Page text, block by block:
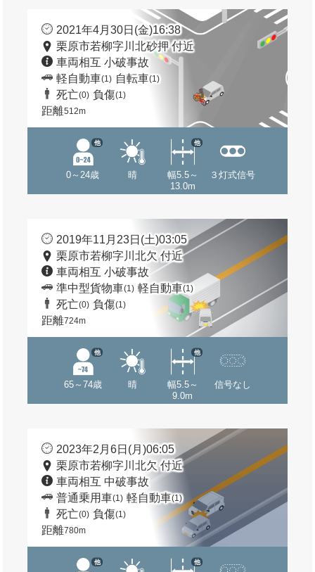
2021年4月30日(金)16:38
栗原市若柳字川北砂押 付近
車両相互 小破事故
軽自動車(1) 自転車(1)
死亡(0) 負傷(1)
距離512m
0～24歳
他
晴
幅5.5～
13.0m
他
３灯式信号
2019年11月23日(土)03:05
栗原市若柳字川北欠 付近
車両相互 小破事故
準中型貨物車(1) 軽自動車(1)
死亡(0) 負傷(1)
距離724m
65～74歳
他
晴
幅5.5～
9.0m
他
信号なし
2023年2月6日(月)06:05
栗原市若柳字川北欠 付近
車両相互 中破事故
普通乗用車(1) 軽自動車(1)
死亡(0) 負傷(1)
距離780m
他 他